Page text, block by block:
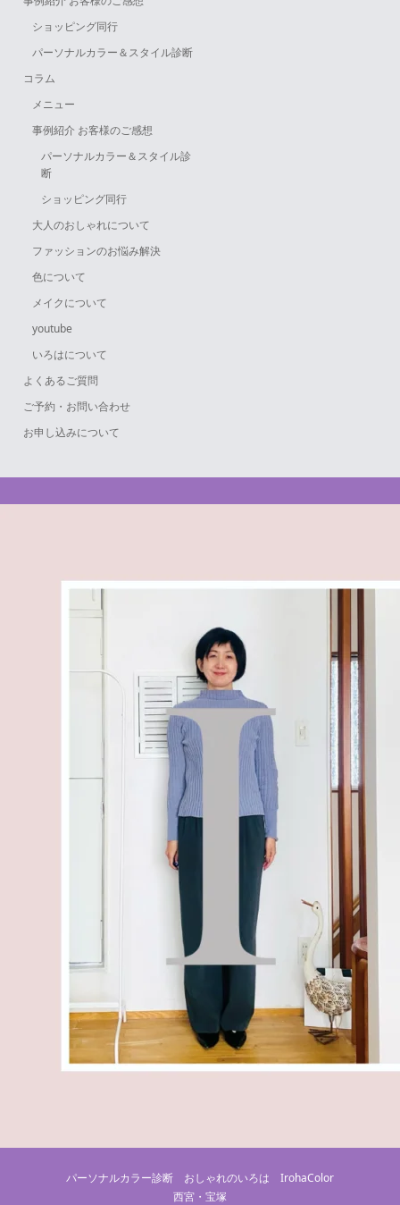
ショッピング同行
パーソナルカラー＆スタイル診断
コラム
メニュー
事例紹介 お客様のご感想
パーソナルカラー＆スタイル診
断
ショッピング同行
大人のおしゃれについて
ファッションのお悩み解決
色について
メイクについて
youtube
いろはについて
よくあるご質問
ご予約・お問い合わせ
お申し込みについて
パーソナルカラー診断 おしゃれのいろは IrohaColor
西宮・宝塚